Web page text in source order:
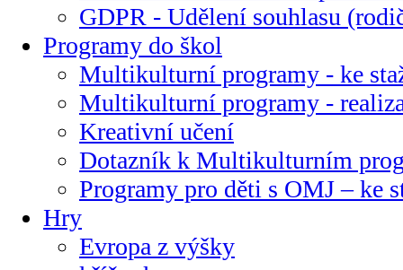
GDPR - Udělení souhlasu
Programy do škol
Multikulturní programy - ke
Multikulturní programy -
Kreativní učení
Dotazník k Multikulturním
Programy pro děti s OMJ – ke
Hry
Evropa z výšky